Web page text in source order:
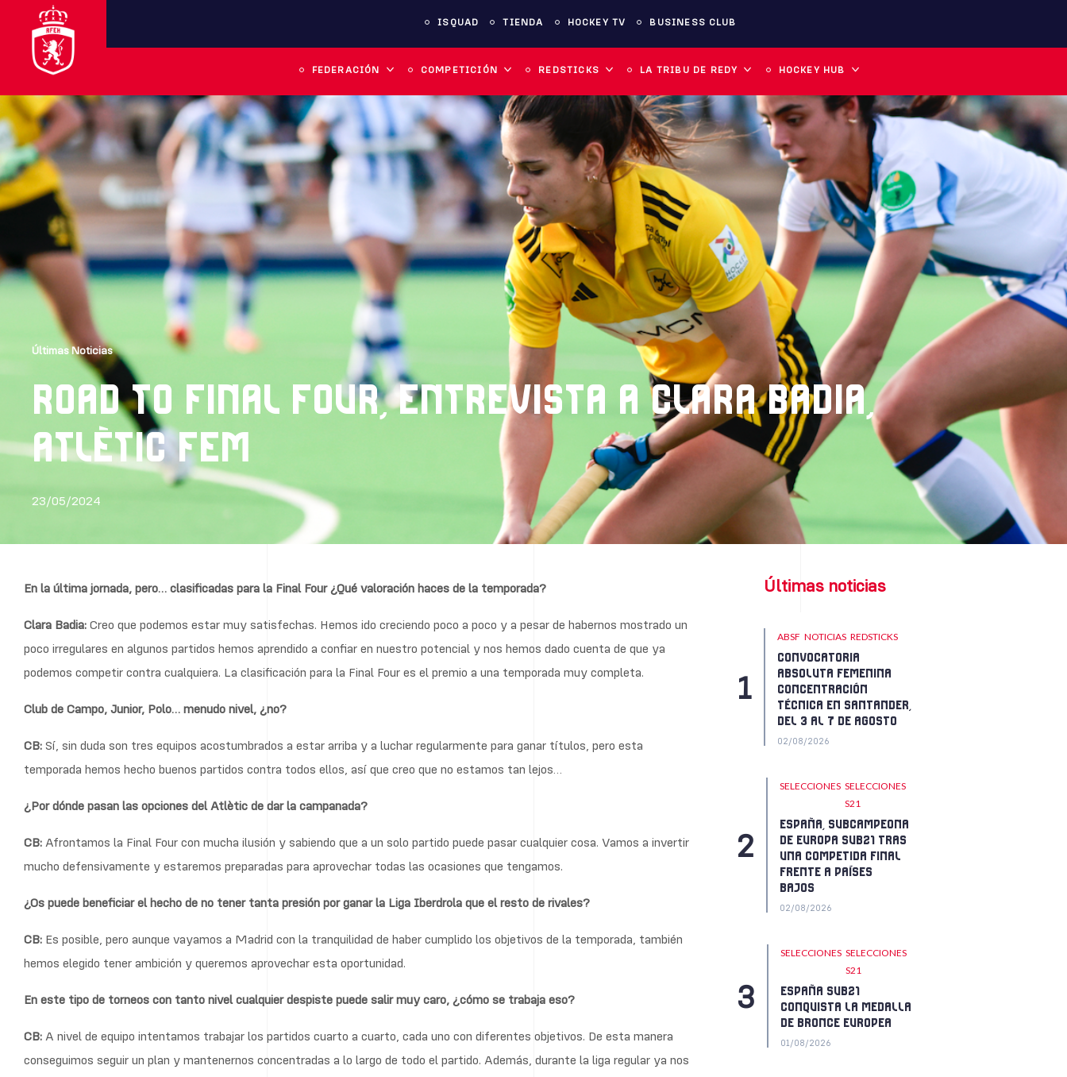
ISQUAD TIENDA HOCKEY TV BUSINESS CLUB
FEDERACIÓN COMPETICIÓN REDSTICKS LA TRIBU DE REDY HOCKEY HUB
Últimas Noticias
ROAD TO FINAL FOUR, ENTREVISTA A CLARA BADIA,
ATLÈTIC FEM
23/05/2024
En la última jornada, pero… clasificadas para la Final Four ¿Qué valoración haces de la temporada?
Clara Badia: Creo que podemos estar muy satisfechas. Hemos ido creciendo poco a poco y a pesar de habernos mostrado un
poco irregulares en algunos partidos hemos aprendido a confiar en nuestro potencial y nos hemos dado cuenta de que ya
podemos competir contra cualquiera. La clasificación para la Final Four es el premio a una temporada muy completa.
Club de Campo, Junior, Polo… menudo nivel, ¿no?
CB: Sí, sin duda son tres equipos acostumbrados a estar arriba y a luchar regularmente para ganar títulos, pero esta
temporada hemos hecho buenos partidos contra todos ellos, así que creo que no estamos tan lejos…
¿Por dónde pasan las opciones del Atlètic de dar la campanada?
CB: Afrontamos la Final Four con mucha ilusión y sabiendo que a un solo partido puede pasar cualquier cosa. Vamos a invertir
mucho defensivamente y estaremos preparadas para aprovechar todas las ocasiones que tengamos.
¿Os puede beneficiar el hecho de no tener tanta presión por ganar la Liga Iberdrola que el resto de rivales?
CB: Es posible, pero aunque vayamos a Madrid con la tranquilidad de haber cumplido los objetivos de la temporada, también
hemos elegido tener ambición y queremos aprovechar esta oportunidad.
En este tipo de torneos con tanto nivel cualquier despiste puede salir muy caro, ¿cómo se trabaja eso?
CB: A nivel de equipo intentamos trabajar los partidos cuarto a cuarto, cada uno con diferentes objetivos. De esta manera
conseguimos seguir un plan y mantenernos concentradas a lo largo de todo el partido. Además, durante la liga regular ya nos
Últimas noticias
ABSF NOTICIAS REDSTICKS
CONVOCATORIA
ABSOLUTA FEMENINA
CONCENTRACIÓN
TÉCNICA EN SANTANDER,
DEL 3 AL 7 DE AGOSTO
02/08/2026
SELECCIONES SELECCIONES
S21
ESPAÑA, SUBCAMPEONA
DE EUROPA SUB21 TRAS
UNA COMPETIDA FINAL
FRENTE A PAÍSES
BAJOS
02/08/2026
SELECCIONES SELECCIONES
S21
ESPAÑA SUB21
CONQUISTA LA MEDALLA
DE BRONCE EUROPEA
01/08/2026